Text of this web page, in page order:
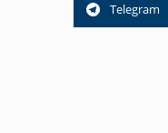
Telegram